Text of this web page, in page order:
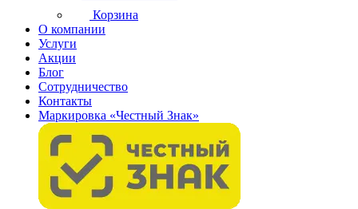
Корзина
О компании
Услуги
Акции
Блог
Сотрудничество
Контакты
Маркировка «Честный Знак»